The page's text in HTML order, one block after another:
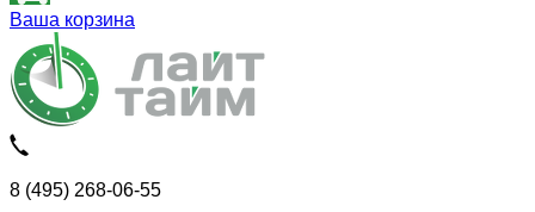
Ваша корзина
8 (495) 268-06-55